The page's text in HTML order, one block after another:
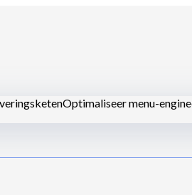
Optimaliseer menu-